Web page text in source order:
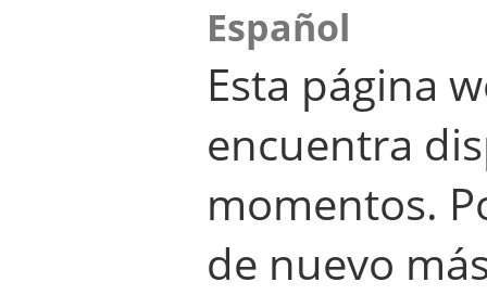
Español
Esta página
encuentra
momentos.
de nuevo